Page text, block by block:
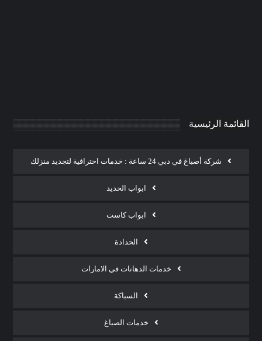
القائمة الرئيسية
شركة أصباغ في دبي 24 ساعة : خدمات احترافية لتجديد منزلك
ابواب الحديد
ابواب كاست
الحدادة
خدمات الدهانات في الامارات
السباكة
خدمات الصباغ